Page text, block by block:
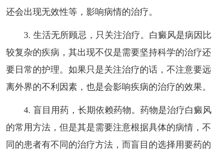
还会出现无效性等，影响病情的治疗。
3. 生活无所顾忌，只关注治疗。白癜风是病因比
较复杂的疾病，其出现不仅是需要坚持科学的治疗还
要日常的护理。如果只是关注治疗的话，不注意要远
离外界的不利因素，也是会影响疾病的治疗的效果。
4. 盲目用药，长期依赖药物。药物是治疗白癜风
的常用方法，但是其是需要注意根据具体的病情，不
同的患者有不同的治疗方法，而盲目的选择用要药的